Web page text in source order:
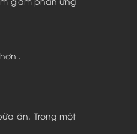
.
ăn. Trong một